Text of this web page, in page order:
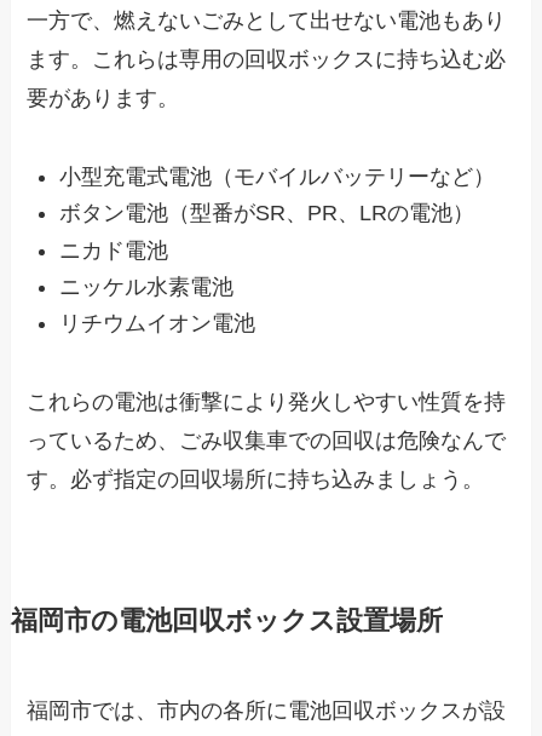
一方で、燃えないごみとして出せない電池もあり
ます。これらは専用の回収ボックスに持ち込む必
要があります。
小型充電式電池（モバイルバッテリーなど）
ボタン電池（型番がSR、PR、LRの電池）
ニカド電池
ニッケル水素電池
リチウムイオン電池
これらの電池は衝撃により発火しやすい性質を持
っているため、ごみ収集車での回収は危険なんで
す。必ず指定の回収場所に持ち込みましょう。
福岡市の電池回収ボックス設置場所
福岡市では、市内の各所に電池回収ボックスが設